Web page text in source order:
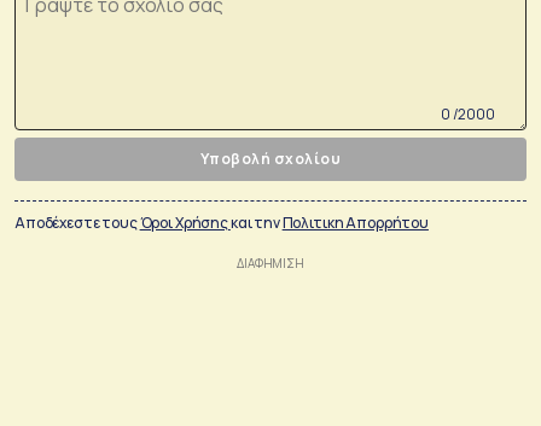
0 /2000
Υποβολή σχολίου
Αποδέχεστε τουςΌροι Χρήσηςκαι τηνΠολιτικη Απορρήτου